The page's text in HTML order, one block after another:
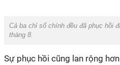
Cả ba chỉ số chính đều đã phục hồi
tháng 8.
Sự phục hồi cũng lan rộng